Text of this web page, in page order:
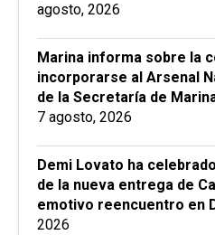
agosto, 2026
Marina informa sobre la
incorporarse al Arsenal
de la Secretaría de
7 agosto, 2026
Demi Lovato ha
de la nueva entrega de
emotivo reencuentro en
2026